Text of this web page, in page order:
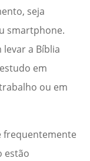
seja
smartphone.
a Bíblia
em
ou em
frequentemente
estão